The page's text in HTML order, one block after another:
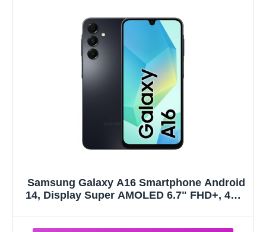
Samsung Galaxy A16 Smartphone Android
14, Display Super AMOLED 6.7" FHD+, 4GB